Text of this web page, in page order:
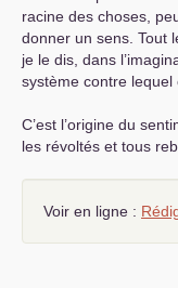
racine des choses,
donner un sens. Tout
je le dis, dans
système contre lequel
C’est l’origine du
les révoltés et tous
Voir en ligne :